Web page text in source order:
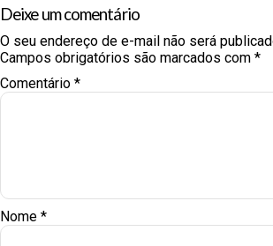
Deixe um comentário
O seu endereço de e-mail não será
Campos obrigatórios são marcados com *
Comentário *
Nome *